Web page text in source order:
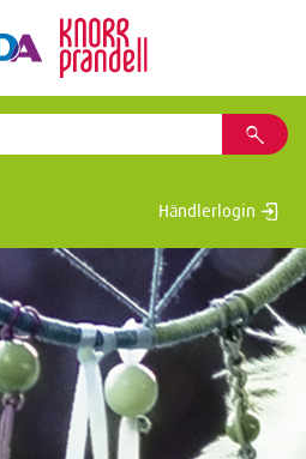
Händlerlogin